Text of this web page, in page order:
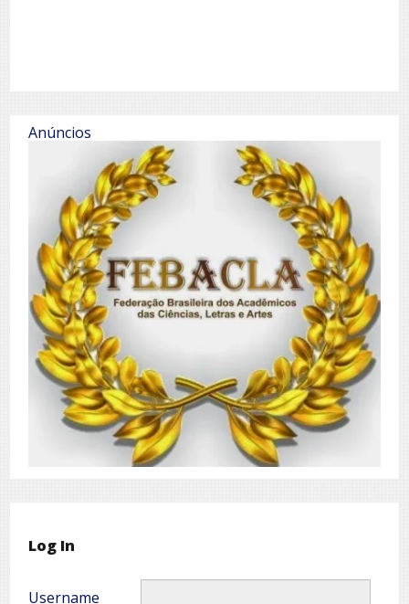
Anúncios
Log In
Username